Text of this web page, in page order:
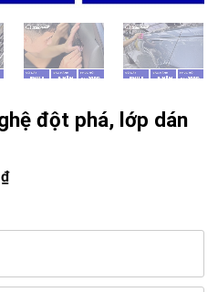
đột phá, lớp dán
₫